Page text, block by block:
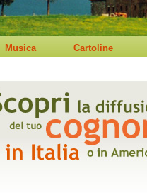
Musica Cartoline